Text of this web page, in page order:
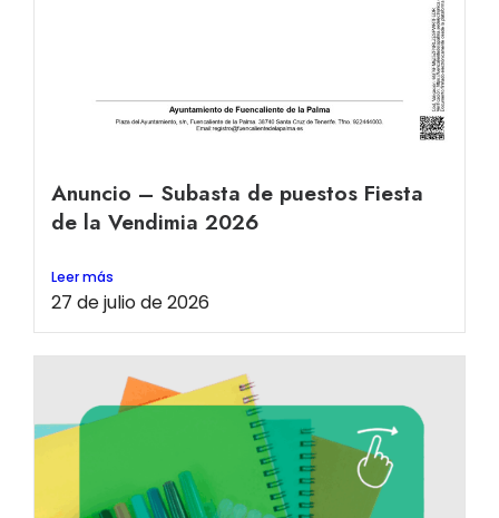
Anuncio – Subasta de puestos Fiesta
de la Vendimia 2026
Leer más
27 de julio de 2026